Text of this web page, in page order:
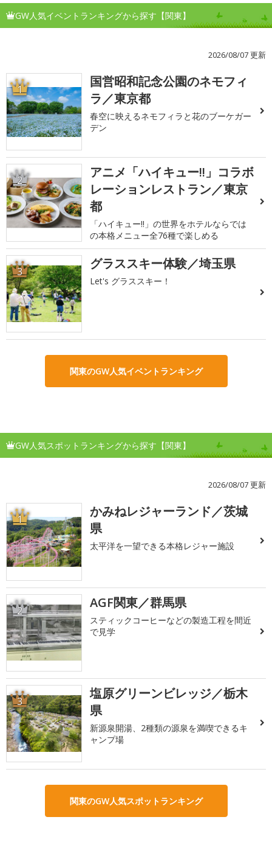
GW人気イベントランキングから探す【関東】
2026/08/07 更新
1
国営昭和記念公園のネモフィ
ラ／東京都
春空に映えるネモフィラと花のブーケガー
デン
2
アニメ「ハイキュー!!」コラボ
レーションレストラン／東京
都
「ハイキュー!!」の世界をホテルならでは
の本格メニュー全76種で楽しめる
3 グラススキー体験／埼玉県
Let's グラススキー！
関東のGW人気イベントランキング
GW人気スポットランキングから探す【関東】
2026/08/07 更新
1
かみねレジャーランド／茨城
県
太平洋を一望できる本格レジャー施設
2 AGF関東／群馬県
スティックコーヒーなどの製造工程を間近
で見学
3
塩原グリーンビレッジ／栃木
県
新源泉開湯、2種類の源泉を満喫できるキ
ャンプ場
関東のGW人気スポットランキング